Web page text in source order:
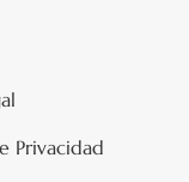
Privacidad